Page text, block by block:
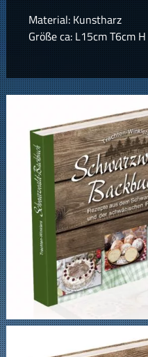
Material: Kunstharz
Größe ca: L15cm T6cm